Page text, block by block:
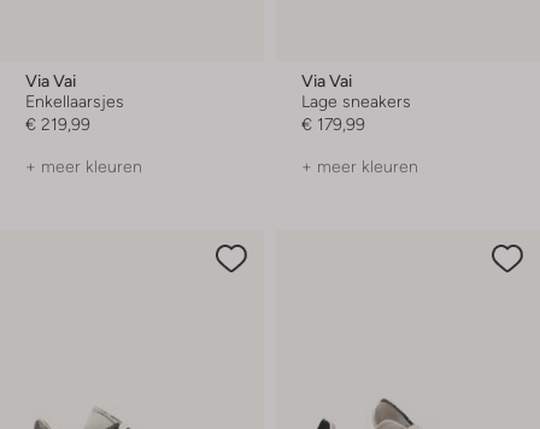
Via Vai
Enkellaarsjes
€ 219,99
+ meer kleuren
Via Vai
Lage sneakers
€ 179,99
+ meer kleuren